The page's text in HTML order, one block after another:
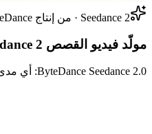
Seedance 2 · من إنتاج ByteDance
مولّد فيديو القصص Seedance 2
ByteDance Seedance 2.0: أي مدى من ٤ إلى ١٥ ثانية، صوت أصلي، مع مدخلات مرجع صورة / فيديو / صوت.